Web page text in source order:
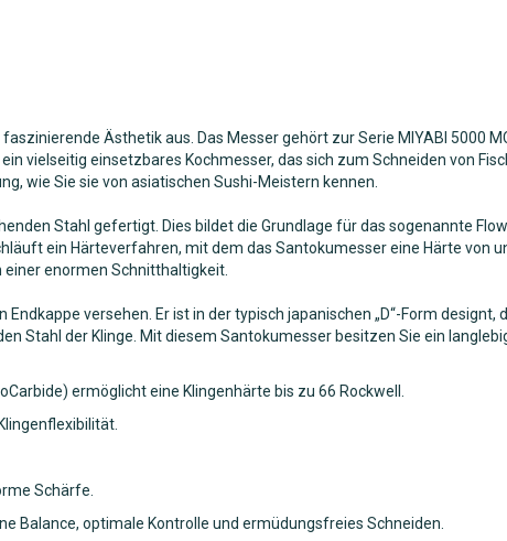
Ästhetik aus. Das Messer gehört zur Serie MIYABI 5000
vielseitig einsetzbares Kochmesser, das sich zum Schneiden von
wie Sie sie von asiatischen Sushi-Meistern kennen.
Stahl gefertigt. Dies bildet die Grundlage für das sogenannte
ein Härteverfahren, mit dem das Santokumesser eine Härte von
enormen Schnitthaltigkeit.
versehen. Er ist in der typisch japanischen „D“-Form designt,
Stahl der Klinge. Mit diesem Santokumesser besitzen Sie ein
ermöglicht eine Klingenhärte bis zu 66 Rockwell.
Schärfe.
Balance, optimale Kontrolle und ermüdungsfreies Schneiden.